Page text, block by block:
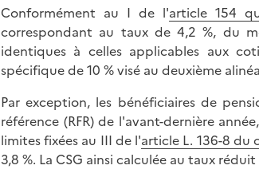
Conformément au I de l'article 154
correspondant au taux de 4,2 %, du
identiques à celles applicables aux
spécifique de 10 % visé au deuxième
Par exception, les bénéficiaires de
référence (RFR) de l'avant-dernière
limites fixées au III de l'article L. 136-8 du
3,8 %. La CSG ainsi calculée au taux